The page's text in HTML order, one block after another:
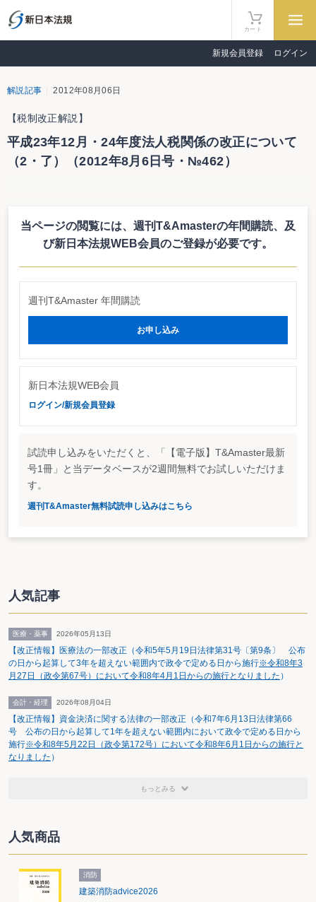
カート
新規会員登録 ログイン
解説記事 2012年08月06日
【税制改正解説】
平成23年12月・24年度法人税関係の改正について
（2・了）（2012年8月6日号・№462）
高橋康尚
法人税法関係（24年度改正）（承前）
制上の措置の継続適用
いわゆる閉鎖型の適格退職年金契約で、事業主が存在
しないもの又は厚生年金保険未適用事業所の事業主が締結しているものについ
適用することとされた（法法附則20④）。
（2）その他確定給付企業年金等の掛金等の損金算入について、適格退職年
Ⅱ.収益事業の範囲
収益事業の範囲から除外することとされている小規模企業者等設備導入資金
として行う設備の貸付業について、地域の自主性及び自立性を高めるための改
革の推進を図るための関係法律の整備に関する法律（平成23年法律第37号）に
よる小規模企業者等設備導入資金助成法の改正後も引き続き収益事業の範囲か
ら除外することとされた（法令5①一ロ、三ヌ、四ハ）。
Ⅲ.企業再生関係税制
Ⅴ.貸倒引当金
株式会社東日本大震災事業者再生支援機構が、貸倒引当金の繰入額が損金算
Ⅵ.その他
1.欠損金の繰越し（1）適格合併等が行われた場合に被合併法人等から合併法
人等に引き継がれる欠損金額の帰属する事業年度について、次の改正が行われ
① 合併法人等の適格合併等の日の属する事業年度がその合併法人等の設立
の日の属する事業年度である場合には、被合併法人等の適格合併等の日前9年
以内に開始した事業年度で欠損金額が生じた事業年度のうち最も古い事業年度
開始の日（以下「被合併法人等9年前事業年度開始日」という。）からその合
併法人等の設立の日の前日までの期間をその期間に対応する被合併法人等の事
業年度ごとに区分したそれぞれの期間（その設立の日の前日の属する期間にあ
までの期間）を合併法人等のそれぞれの事業年度とみなして引き継がれる欠損
日がその設立の日以後であるときは、その合併法人等の設立の日の前日の属す
する事業年度とすることが明確化された。
（2）適格合併等が行われた場合に被合併法人等から合併法人等に引き継がれ
る欠損金額から除かれる金額のうち、支配関係があることとなった日の属する
当ページの閲覧には、週刊T&Amasterの年間購読、 及
び新日本法規WEB会員のご登録が必要です。
週刊T&Amaster 年間購読
お申し込み
新日本法規WEB会員
ログイン/新規会員登録
試読申し込みをいただくと、「【電子版】T&Amaster最新
号1冊」と当データベースが2週間無料でお試しいただけま
す。
週刊T&Amaster無料試読申し込みはこちら
人気記事
医療・薬事 2026年05月13日
【改正情報】医療法の一部改正（令和5年5月19日法律第31号〔第9条〕 公布
の日から起算して3年を超えない範囲内で政令で定める日から施行※令和8年3
月27日（政令第67号）において令和8年4月1日からの施行となりました ）
会計・経理 2026年08月04日
【改正情報】資金決済に関する法律の一部改正（令和7年6月13日法律第66
号 公布の日から起算して1年を超えない範囲内において政令で定める日から
施行※令和8年5月22日（政令第172号）において令和8年6月1日からの施行と
なりました ）
もっとみる
人気商品
消防
建築消防advice2026